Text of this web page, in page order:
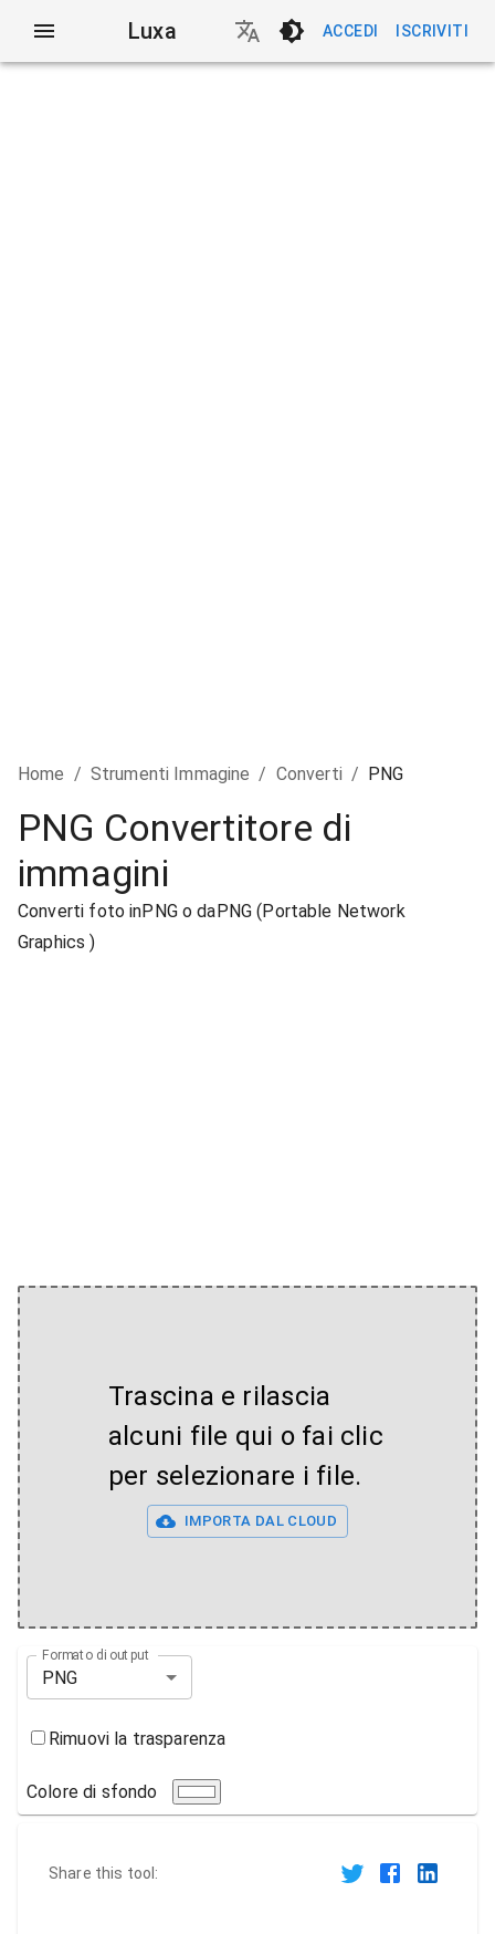
Luxa ACCEDI ISCRIVITI
Home / Strumenti Immagine / Converti / PNG
PNG Convertitore di
immagini
Converti foto inPNG o daPNG (Portable Network
Graphics )
Trascina e rilascia
alcuni file qui o fai clic
per selezionare i file.
IMPORTA DAL CLOUD
Formato di output
PNG
Rimuovi la trasparenza
Colore di sfondo
Share this tool: